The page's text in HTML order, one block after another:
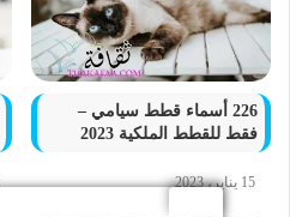
226 أسماء قطط سيامي –
فقط للقطط الملكية 2023
15 يناير، 2023